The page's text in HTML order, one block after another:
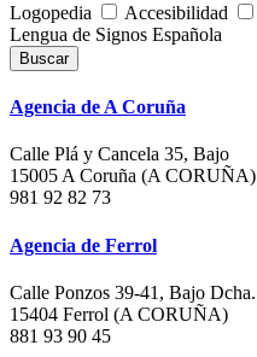
Logopedia
Accesibilidad
Lengua de Signos Española
Buscar
Agencia de A Coruña
Calle Plá y Cancela 35, Bajo
15005 A Coruña (A CORUÑA)
981 92 82 73
Agencia de Ferrol
Calle Ponzos 39-41, Bajo Dcha.
15404 Ferrol (A CORUÑA)
881 93 90 45